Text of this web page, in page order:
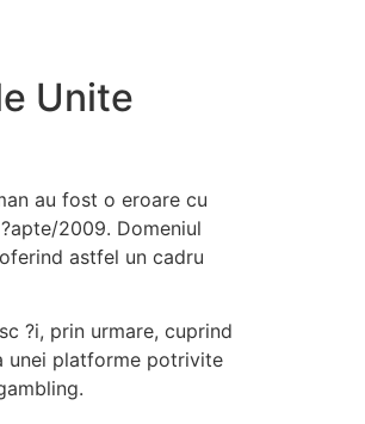
Unite
au fost o eroare cu
2009. Domeniul
astfel un cadru
?i, prin urmare, cuprind
unei platforme potrivite